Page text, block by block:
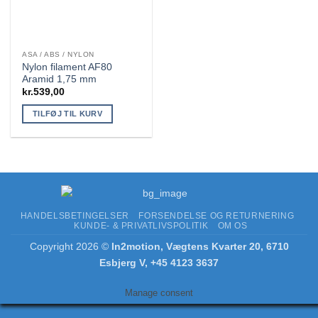
ASA / ABS / NYLON
Nylon filament AF80
Aramid 1,75 mm
kr.539,00
TILFØJ TIL KURV
HANDELSBETINGELSER
FORSENDELSE OG RETURNERING
KUNDE- & PRIVATLIVSPOLITIK
OM OS
Copyright 2026 © In2motion, Vægtens Kvarter 20, 6710
Esbjerg V, +45 4123 3637
Manage consent